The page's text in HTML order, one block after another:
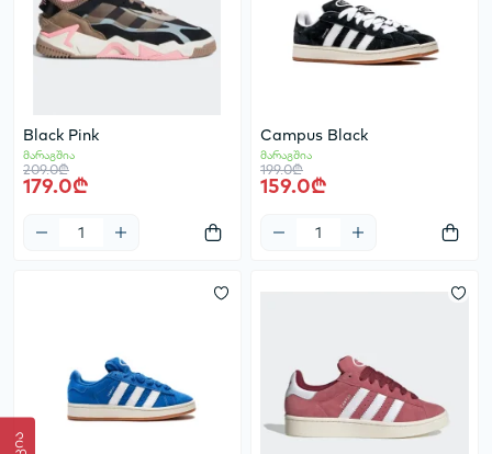
Black Pink
მარაგშია
209.0₾
179.0₾
Campus Black
მარაგშია
199.0₾
159.0₾